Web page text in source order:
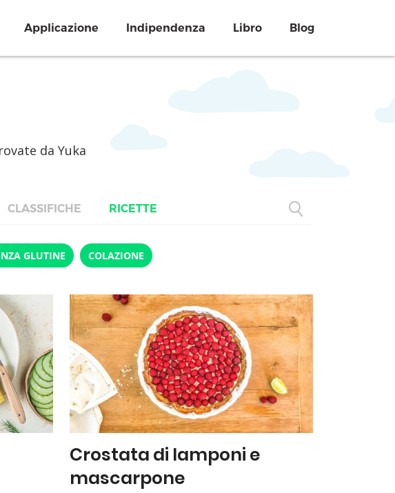
Applicazione Indipendenza Libro Blog
da Yuka
CLASSIFICHE RICETTE
GLUTINE COLAZIONE
Crostata di lamponi e
mascarpone